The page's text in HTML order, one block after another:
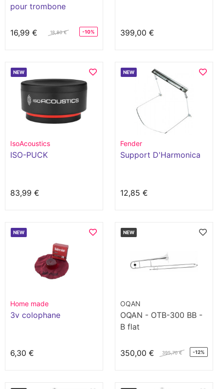
pour trombone
16,99 € 18,80 € -10% 399,00 €
NEW
IsoAcoustics
ISO-PUCK
83,99 €
NEW
Fender
Support D'Harmonica
12,85 €
NEW
Home made
3v colophane
6,30 €
NEW
OQAN
OQAN - OTB-300 BB -
B flat
350,00 € 395,70 € -12%